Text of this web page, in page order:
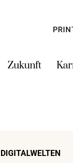
Zukunft
DIGITALWELTEN